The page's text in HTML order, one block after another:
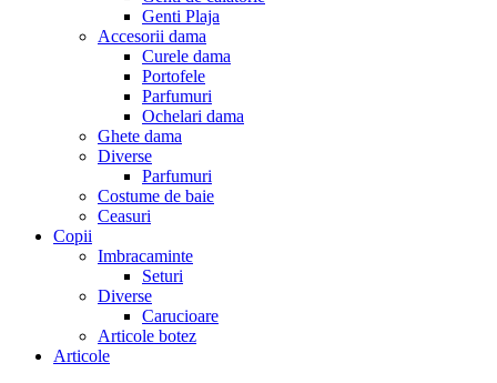
Genti Plaja
Accesorii dama
Curele dama
Portofele
Parfumuri
Ochelari dama
Ghete dama
Diverse
Parfumuri
Costume de baie
Ceasuri
Copii
Imbracaminte
Seturi
Diverse
Carucioare
Articole botez
Articole